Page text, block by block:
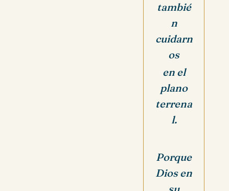
tambié
n
cuidarn
os
en el
plano
terrena
l.
Porque
Dios en